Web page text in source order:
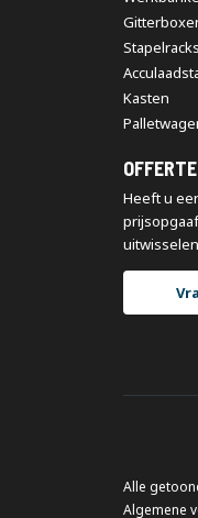
Stapelracks
Kasten
Heeft u
Alle
Algemene